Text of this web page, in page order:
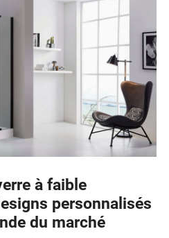
à faible
personnalisés
du marché